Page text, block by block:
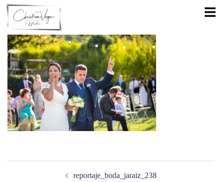
Saltar
contenido
reportaje_boda_jaraiz_238